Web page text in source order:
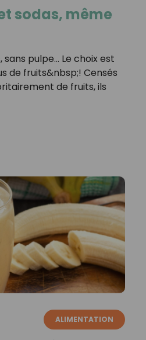
sodas, même
pulpe… Le choix est
de fruits&nbsp;! Censés
de fruits, ils
ALIMENTATION